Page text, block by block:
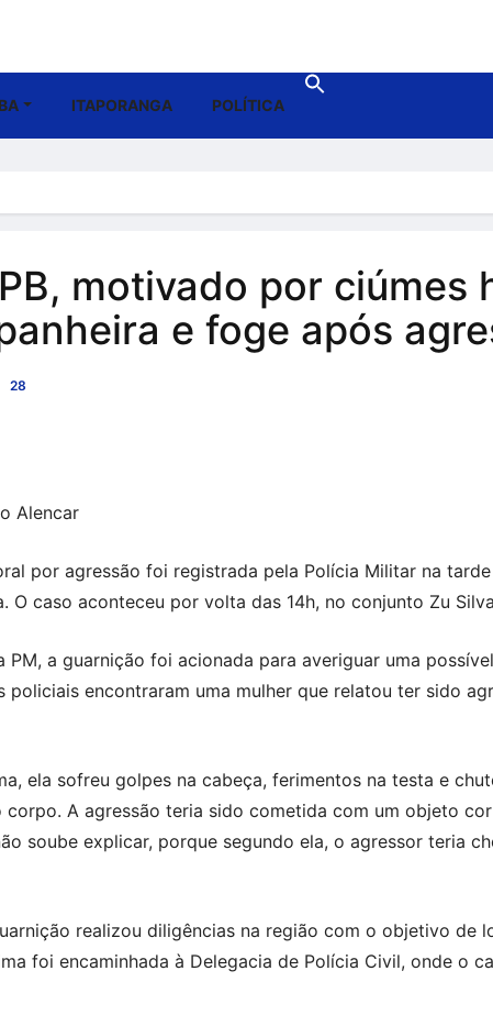
ITAPORANGA POLÍTICA
motivado por ciúmes
e foge após
28
Alencar
por agressão foi registrada pela Polícia Militar na
O caso aconteceu por volta das 14h, no conjunto Zu
a guarnição foi acionada para averiguar uma
policiais encontraram uma mulher que relatou ter sido
ela sofreu golpes na cabeça, ferimentos na testa e
corpo. A agressão teria sido cometida com um objeto
soube explicar, porque segundo ela, o agressor teria
realizou diligências na região com o objetivo de
foi encaminhada à Delegacia de Polícia Civil, onde o